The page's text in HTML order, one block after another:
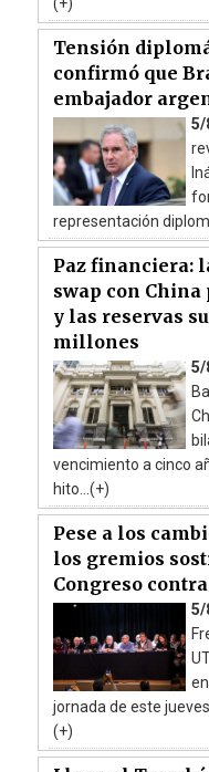
Tensión
confirmó que
embajador
5/
representación
Paz financiera:
swap con China
y las reservas
millones
5/
vencimiento a cinco
hito...(+)
Pese a los
los gremios
Congreso
5/
jornada de este
(+)